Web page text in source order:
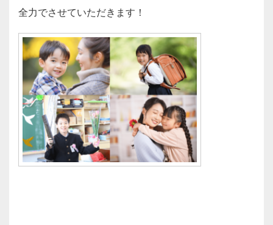
全力でさせていただきます！